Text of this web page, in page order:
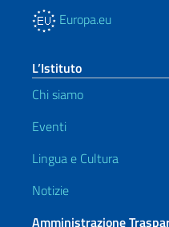
Europa.eu
L’Istituto
Chi siamo
Eventi
Lingua e Cultura
Notizie
Amministrazione